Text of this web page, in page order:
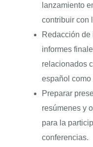
lanzamiento
contribuir con
Redacción de
informes
relacionados
español como
Preparar
resúmenes y
para la
conferencias.